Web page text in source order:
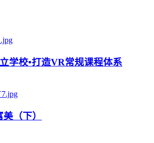
学校•打造VR常规课程体系
（下）